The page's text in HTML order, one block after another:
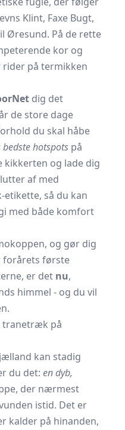
Klint, Faxe Bugt,
Øresund. På de rette
kor og
på termikken
dig det
de store dage
du skal håbe
bedste hotspots på
kikkerten og lade dig
af med
så du kan
med både komfort
og gør dig
forårets første
er det nu,
himmel - og du vil
tranetræk på
kan stadig
du det: en dyb,
der nærmest
istid. Det er
kalder på hinanden,